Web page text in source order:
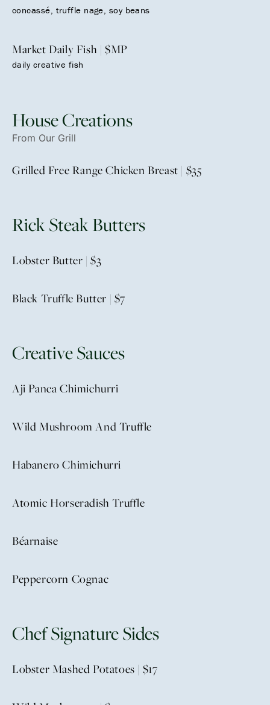
concassé, truffle nage, soy beans
Market Daily Fish | $MP
daily creative fish
House Creations
From Our Grill
Grilled Free Range Chicken Breast | $35
Rick Steak Butters
Lobster Butter | $3
Black Truffle Butter | $7
Creative Sauces
Aji Panca Chimichurri
Wild Mushroom And Truffle
Habanero Chimichurri
Atomic Horseradish Truffle
Béarnaise
Peppercorn Cognac
Chef Signature Sides
Lobster Mashed Potatoes | $17